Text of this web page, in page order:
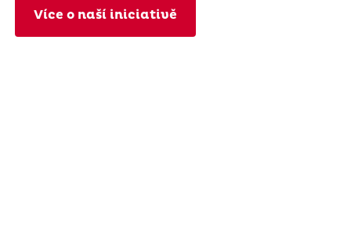
Více o naší iniciativě